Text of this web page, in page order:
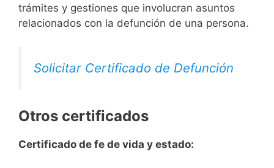
trámites y gestiones que involucran asuntos
relacionados con la defunción de una persona.
Solicitar Certificado de Defunción
Otros certificados
Certificado de fe de vida y estado: